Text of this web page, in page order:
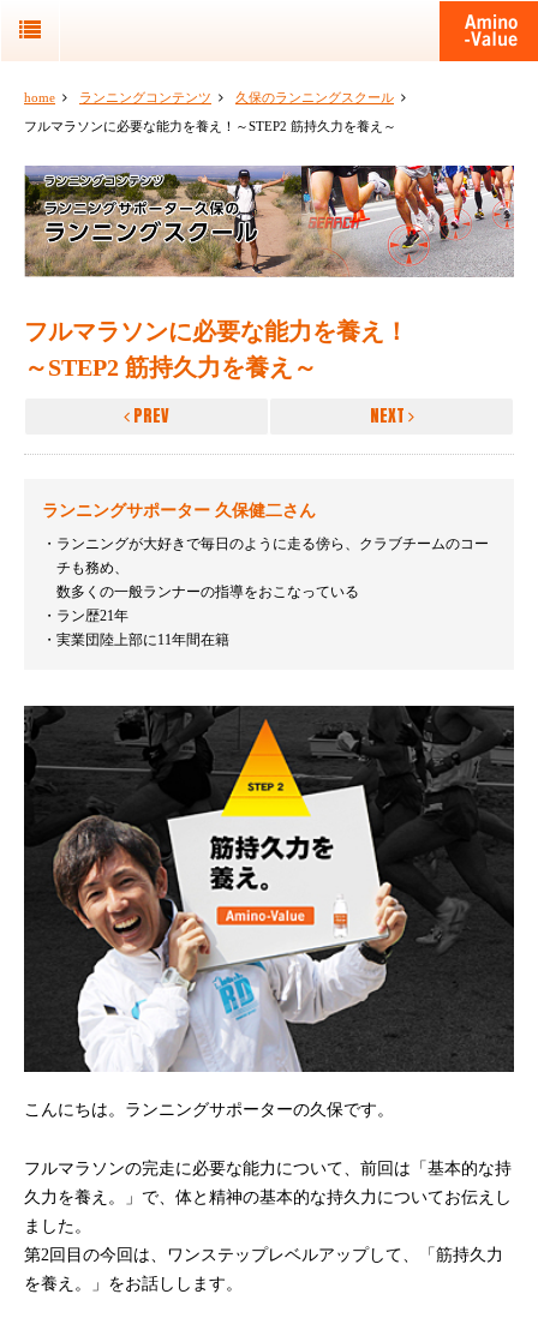
home ランニングコンテンツ
久保のランニングスクール
フルマラソンに必要な能力を養え！～STEP2 筋持久力を養え～
フルマラソンに必要な能力を養え！
～STEP2 筋持久力を養え～
PREV NEXT
ランニングサポーター 久保健二さん
ランニングが大好きで毎日のように走る傍ら、クラブチームのコー
チも務め、
数多くの一般ランナーの指導をおこなっている
ラン歴21年
実業団陸上部に11年間在籍
こんにちは。ランニングサポーターの久保です。
フルマラソンの完走に必要な能力について、前回は「基本的な持
久力を養え。」で、体と精神の基本的な持久力についてお伝えし
ました。
第2回目の今回は、ワンステップレベルアップして、「筋持久力
を養え。」をお話しします。